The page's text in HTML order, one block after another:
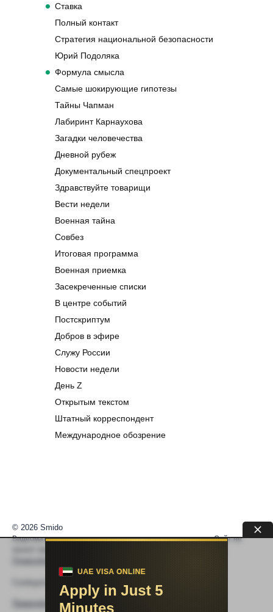
Ставка
Полный контакт
Стратегия национальной безопасности
Юрий Подоляка
Формула смысла
Самые шокирующие гипотезы
Тайны Чапман
Лабиринт Карнаухова
Загадки человечества
Дневной рубеж
Документальный спецпроект
Здравствуйте товарищи
Вести недели
Военная тайна
Совбез
Итоговая программа
Военная приемка
Засекреченные списки
В центре событий
Постскриптум
Добров в эфире
Служу России
Новости недели
День Z
Открытым текстом
Штатный корреспондент
Международное обозрение
© 2026 Smido
Видеоматериалы встраиваются из открытых источников. Сайт не
Видео не работает
Правообладателям